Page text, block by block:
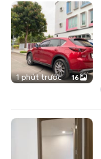
1 phút trước 16